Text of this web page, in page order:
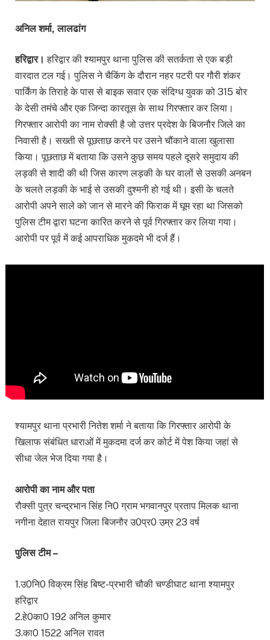
अनिल शर्मा, लालढांग
हरिद्वार। हरिद्वार की श्यामपुर थाना पुलिस की सतर्कता से एक बड़ी
वारदात टल गई। पुलिस ने चैकिंग के दौरान नहर पटरी पर गौरी शंकर
पार्किंग के तिराहे के पास से बाइक सवार एक संदिग्ध युवक को 315 बोर
के देसी तमंचे और एक जिन्दा कारतूस के साथ गिरफ्तार कर लिया।
गिरफ्तार आरोपी का नाम रोक्सी है जो उत्तर प्रदेश के बिजनौर जिले का
निवासी है। सख्ती से पूछताछ करने पर उसने चौंकाने वाला खुलासा
किया। पूछताछ में बताया कि उसने कुछ समय पहले दूसरे समुदाय की
लड़की से शादी की थी जिस कारण लड़की के घर वालों से उसकी अनबन
के चलते लड़की के भाई से उसकी दुश्मनी हो गई थी। इसी के चलते
आरोपी अपने साले को जान से मारने की फिराक में घूम रहा था जिसको
पुलिस टीम द्वारा घटना कारित करने से पूर्व गिरफ्तार कर लिया गया।
आरोपी पर पूर्व में कई आपराधिक मुकदमे भी दर्ज हैं।
श्यामपुर थाना प्रभारी नितेश शर्मा ने बताया कि गिरफ्तार आरोपी के
खिलाफ संबंधित धाराओं में मुकदमा दर्ज कर कोर्ट में पेश किया जहां से
सीधा जेल भेज दिया गया है।
आरोपी का नाम और पता
रौक्सी पुत्र चन्द्रभान सिंह नि0 ग्राम भगवानपुर प्रताप मिलक थाना
नगीना देहात रायपुर जिला बिजनौर उ0प्र0 उम्र 23 वर्ष
पुलिस टीम –
1.उ0नि0 विक्रम सिंह बिष्ट-प्रभारी चौकी चण्डीघाट थाना श्यामपुर
हरिद्वार
2.हे0का0 192 अनिल कुमार
3.का0 1522 अनिल रावत